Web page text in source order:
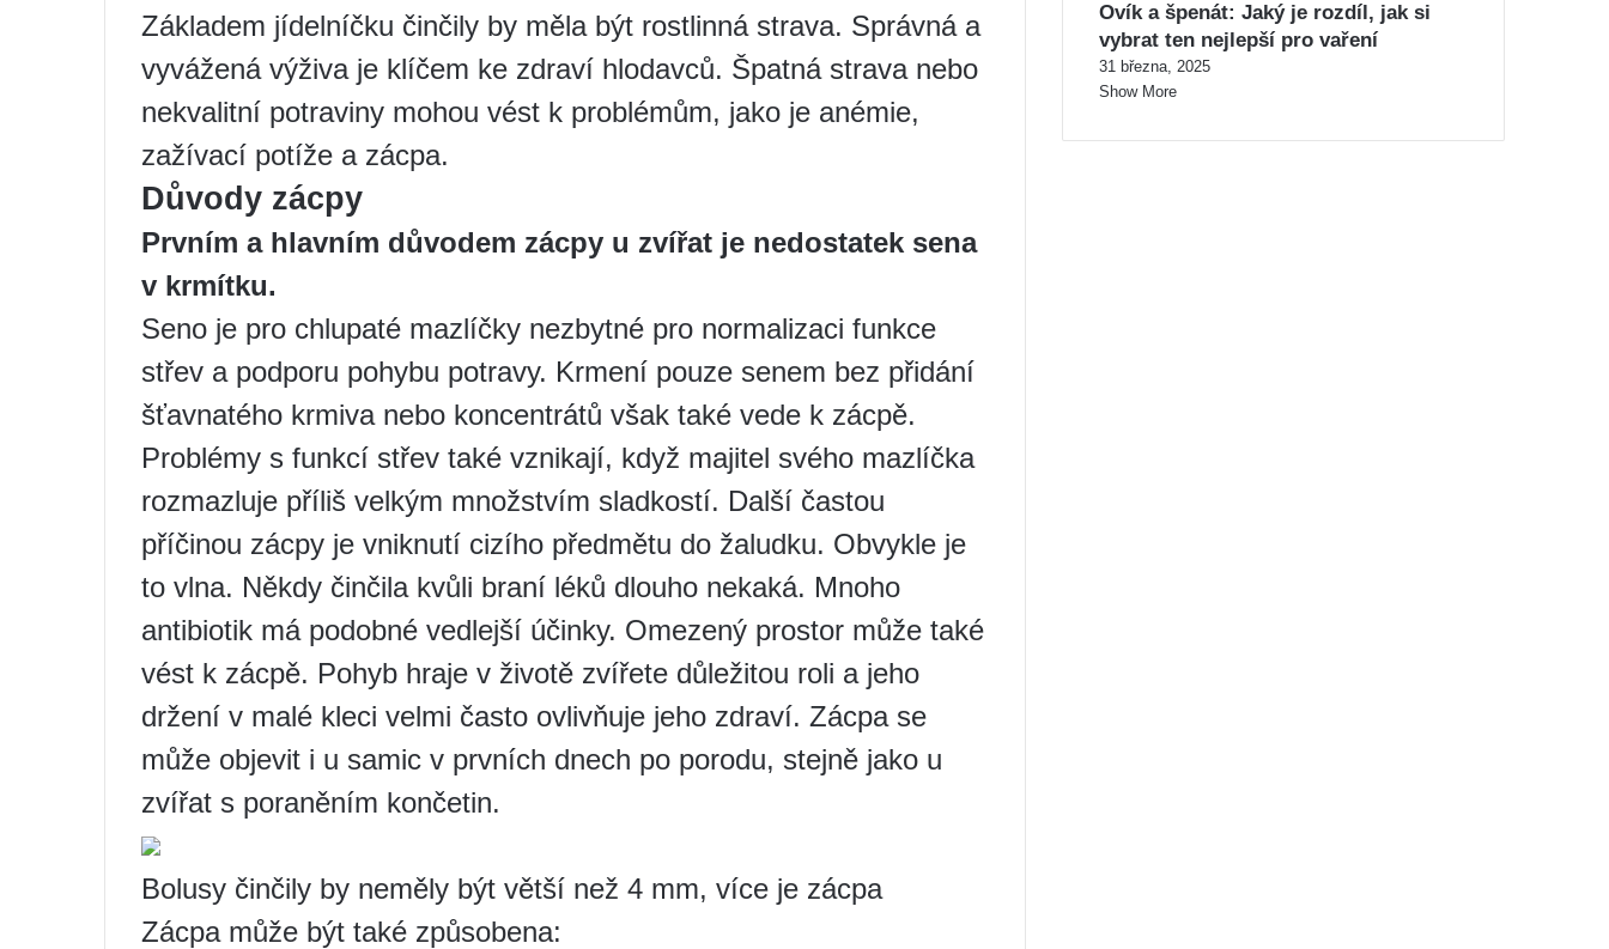
Základem jídelníčku činčily by měla být rostlinná strava. Správná a
vyvážená výživa je klíčem ke zdraví hlodavců. Špatná strava nebo
nekvalitní potraviny mohou vést k problémům, jako je anémie,
zažívací potíže a zácpa.
Důvody zácpy
Prvním a hlavním důvodem zácpy u zvířat je nedostatek sena
v krmítku.
Seno je pro chlupaté mazlíčky nezbytné pro normalizaci funkce
střev a podporu pohybu potravy. Krmení pouze senem bez přidání
šťavnatého krmiva nebo koncentrátů však také vede k zácpě.
Problémy s funkcí střev také vznikají, když majitel svého mazlíčka
rozmazluje příliš velkým množstvím sladkostí. Další častou
příčinou zácpy je vniknutí cizího předmětu do žaludku. Obvykle je
to vlna. Někdy činčila kvůli braní léků dlouho nekaká. Mnoho
antibiotik má podobné vedlejší účinky. Omezený prostor může také
vést k zácpě. Pohyb hraje v životě zvířete důležitou roli a jeho
držení v malé kleci velmi často ovlivňuje jeho zdraví. Zácpa se
může objevit i u samic v prvních dnech po porodu, stejně jako u
zvířat s poraněním končetin.
Bolusy činčily by neměly být větší než 4 mm, více je zácpa
Zácpa může být také způsobena:
Ovík a špenát: Jaký je rozdíl, jak si
vybrat ten nejlepší pro vaření
31 března, 2025
Show More